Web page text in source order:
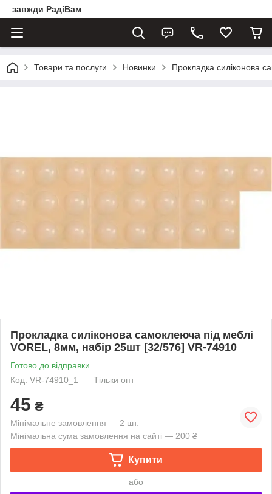
завжди РадіВам
Товари та послуги Новинки Прокладка силіконова
Прокладка силіконова самоклеюча під меблі
VOREL, 8мм, набір 25шт [32/576] VR-74910
Готово до відправки
Код: VR-74910_1
Тільки опт
45 ₴
Мінімальне замовлення — 2 шт.
Мінімальна сума замовлення на сайті — 200 ₴
Купити
або